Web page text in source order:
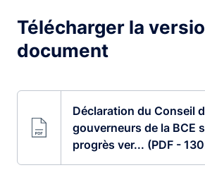
Télécharger la
document
Déclaration du Conseil
gouverneurs de la BCE
progrès ver... (PDF -